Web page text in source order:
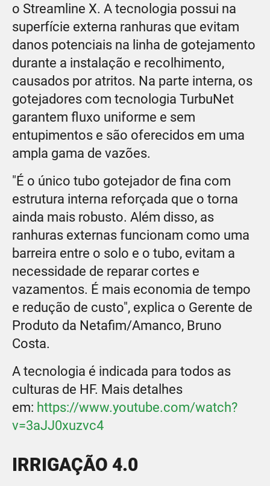
o Streamline X. A tecnologia possui na
superfície externa ranhuras que evitam
danos potenciais na linha de gotejamento
durante a instalação e recolhimento,
causados por atritos. Na parte interna, os
gotejadores com tecnologia TurbuNet
garantem fluxo uniforme e sem
entupimentos e são oferecidos em uma
ampla gama de vazões.
"É o único tubo gotejador de fina com
estrutura interna reforçada que o torna
ainda mais robusto. Além disso, as
ranhuras externas funcionam como uma
barreira entre o solo e o tubo, evitam a
necessidade de reparar cortes e
vazamentos. É mais economia de tempo
e redução de custo", explica o Gerente de
Produto da Netafim/Amanco, Bruno
Costa.
A tecnologia é indicada para todos as
culturas de HF. Mais detalhes
em: https://www.youtube.com/watch?
v=3aJJ0xuzvc4
IRRIGAÇÃO 4.0